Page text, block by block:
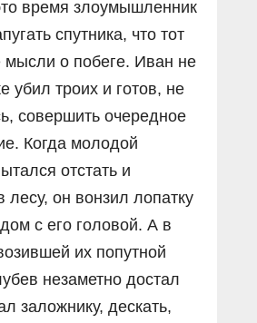
время злоумышленник
спутника, что тот
мысли о побеге. Иван не
убил троих и готов, не
совершить очередное
Когда молодой
отстать и
лесу, он вонзил лопатку
с его головой. А в
их попутной
незаметно достал
заложнику, дескать,